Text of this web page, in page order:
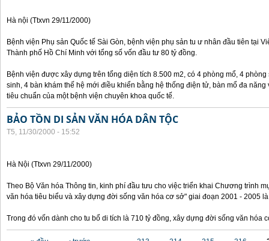
Hà nội (Ttxvn 29/11/2000)
Bệnh viện Phụ sản Quốc tế Sài Gòn, bệnh viện phụ sản tu ư nhân đầu tiên tại
Thành phố Hồ Chí Minh với tổng số vốn đầu tư 80 tỷ đồng.
Bệnh viện được xây dựng trên tổng diện tích 8.500 m2, có 4 phòng mổ, 4
sinh, 4 bàn khám thế hệ mới điều khiển bằng hệ thống điện tử, bàn mổ đa
tiêu chuẩn của một bệnh viện chuyên khoa quốc tế.
BẢO TỒN DI SẢN VĂN HÓA DÂN TỘC
T5, 11/30/2000 - 15:52
Hà Nội (Ttxvn 29/11/2000)
Theo Bộ Văn hóa Thông tin, kinh phí đầu tưu cho việc triển khai Chương trình
văn hóa tiêu biểu và xây dựng đời sống văn hóa cơ sở" giai đoạn 2001 - 2005
Trong đó vốn dành cho tu bổ di tích là 710 tỷ đồng, xây dựng đời sống văn hóa